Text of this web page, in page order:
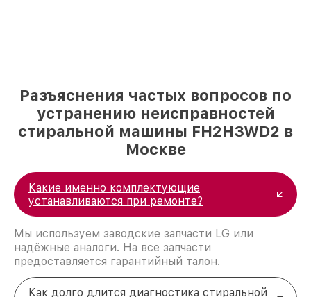
Разъяснения частых вопросов по
устранению неисправностей
стиральной машины FH2H3WD2 в
Москве
Какие именно комплектующие
устанавливаются при ремонте?
Мы используем заводские запчасти LG или
надёжные аналоги. На все запчасти
предоставляется гарантийный талон.
Как долго длится диагностика стиральной